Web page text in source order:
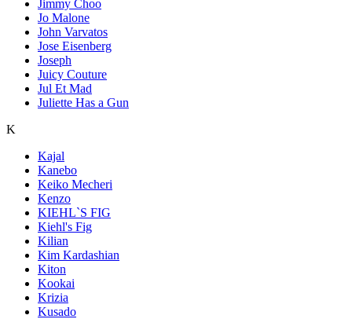
Jimmy Choo
Jo Malone
John Varvatos
Jose Eisenberg
Joseph
Juicy Couture
Jul Et Mad
Juliette Has a Gun
K
Kajal
Kanebo
Keiko Mecheri
Kenzo
KIEHL`S FIG
Kiehl's Fig
Kilian
Kim Kardashian
Kiton
Kookai
Krizia
Kusado